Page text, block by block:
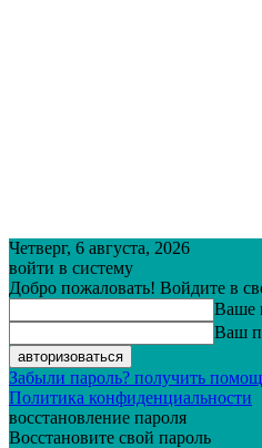
Четверг, 6 августа, 2026
войти в систему
Добро пожаловать! Войдите в
Ваше
Ваш
Забыли пароль? получить
Политика конфиденциальности
восстановление пароля
Восстановите свой пароль